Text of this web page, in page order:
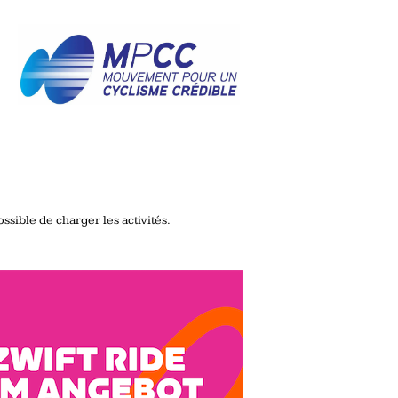
de charger les activités.